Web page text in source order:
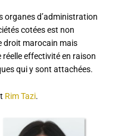
organes d’administration
cotées est non
droit marocain mais
réelle effectivité en raison
qui y sont attachées.
Rim Tazi.